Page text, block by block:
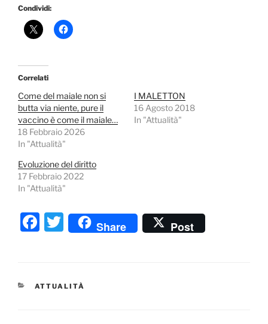
Condividi:
Correlati
Come del maiale non si
butta via niente, pure il
vaccino è come il maiale…
18 Febbraio 2026
In "Attualità"
I MALETTON
16 Agosto 2018
In "Attualità"
Evoluzione del diritto
17 Febbraio 2022
In "Attualità"
F
e
T
w
er
Share Post
CATEGORIE
ATTUALITÀ